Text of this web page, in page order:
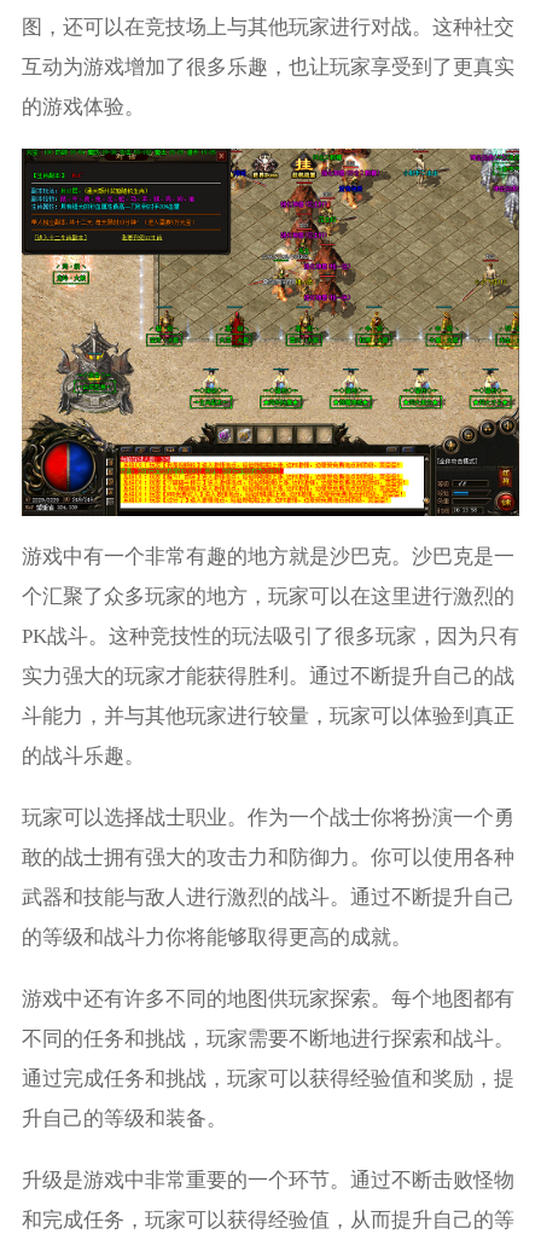
图，还可以在竞技场上与其他玩家进行对战。这种社交
互动为游戏增加了很多乐趣，也让玩家享受到了更真实
的游戏体验。
游戏中有一个非常有趣的地方就是沙巴克。沙巴克是一
个汇聚了众多玩家的地方，玩家可以在这里进行激烈的
PK战斗。这种竞技性的玩法吸引了很多玩家，因为只有
实力强大的玩家才能获得胜利。通过不断提升自己的战
斗能力，并与其他玩家进行较量，玩家可以体验到真正
的战斗乐趣。
玩家可以选择战士职业。作为一个战士你将扮演一个勇
敢的战士拥有强大的攻击力和防御力。你可以使用各种
武器和技能与敌人进行激烈的战斗。通过不断提升自己
的等级和战斗力你将能够取得更高的成就。
游戏中还有许多不同的地图供玩家探索。每个地图都有
不同的任务和挑战，玩家需要不断地进行探索和战斗。
通过完成任务和挑战，玩家可以获得经验值和奖励，提
升自己的等级和装备。
升级是游戏中非常重要的一个环节。通过不断击败怪物
和完成任务，玩家可以获得经验值，从而提升自己的等